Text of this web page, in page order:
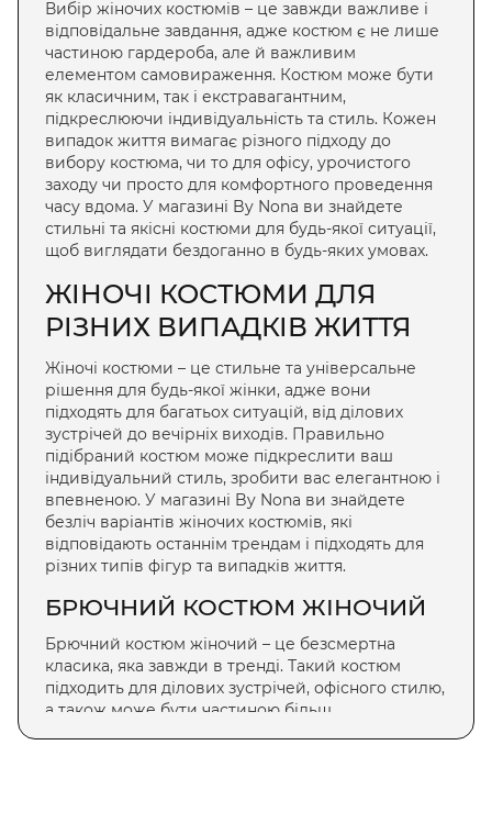
Вибір жіночих костюмів – це завжди важливе і
відповідальне завдання, адже костюм є не лише
частиною гардероба, але й важливим
елементом самовираження. Костюм може бути
як класичним, так і екстравагантним,
підкреслюючи індивідуальність та стиль. Кожен
випадок життя вимагає різного підходу до
вибору костюма, чи то для офісу, урочистого
заходу чи просто для комфортного проведення
часу вдома. У магазині By Nona ви знайдете
стильні та якісні костюми для будь-якої ситуації,
щоб виглядати бездоганно в будь-яких умовах.
ЖІНОЧІ КОСТЮМИ ДЛЯ
РІЗНИХ ВИПАДКІВ ЖИТТЯ
Жіночі костюми – це стильне та універсальне
рішення для будь-якої жінки, адже вони
підходять для багатьох ситуацій, від ділових
зустрічей до вечірніх виходів. Правильно
підібраний костюм може підкреслити ваш
індивідуальний стиль, зробити вас елегантною і
впевненою. У магазині By Nona ви знайдете
безліч варіантів жіночих костюмів, які
відповідають останнім трендам і підходять для
різних типів фігур та випадків життя.
БРЮЧНИЙ КОСТЮМ ЖІНОЧИЙ
Брючний костюм жіночий – це безсмертна
класика, яка завжди в тренді. Такий костюм
підходить для ділових зустрічей, офісного стилю,
а також може бути частиною більш